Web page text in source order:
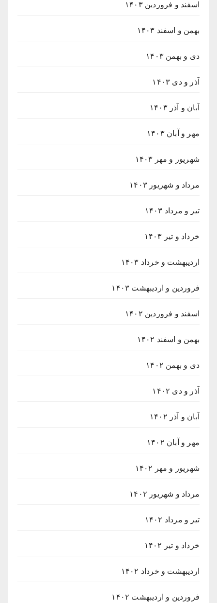
اسفند و فروردین ۱۴۰۳
بهمن و اسفند ۱۴۰۳
دی و بهمن ۱۴۰۳
آذر و دی ۱۴۰۳
آبان و آذر ۱۴۰۳
مهر و آبان ۱۴۰۳
شهریور و مهر ۱۴۰۳
مرداد و شهریور ۱۴۰۳
تیر و مرداد ۱۴۰۳
خرداد و تیر ۱۴۰۳
اردیبهشت و خرداد ۱۴۰۳
فروردین و اردیبهشت ۱۴۰۳
اسفند و فروردین ۱۴۰۲
بهمن و اسفند ۱۴۰۲
دی و بهمن ۱۴۰۲
آذر و دی ۱۴۰۲
آبان و آذر ۱۴۰۲
مهر و آبان ۱۴۰۲
شهریور و مهر ۱۴۰۲
مرداد و شهریور ۱۴۰۲
تیر و مرداد ۱۴۰۲
خرداد و تیر ۱۴۰۲
اردیبهشت و خرداد ۱۴۰۲
فروردین و اردیبهشت ۱۴۰۲